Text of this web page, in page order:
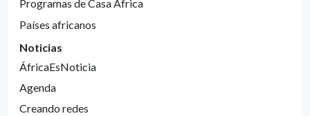
Programas de Casa África
Países africanos
Noticias
ÁfricaEsNoticia
Agenda
Creando redes